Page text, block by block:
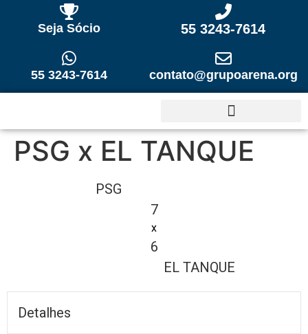
Seja Sócio 55 3243-7614
55 3243-7614 contato@grupoarena.org
PSG x EL TANQUE
PSG
7
x
6
EL TANQUE
Detalhes